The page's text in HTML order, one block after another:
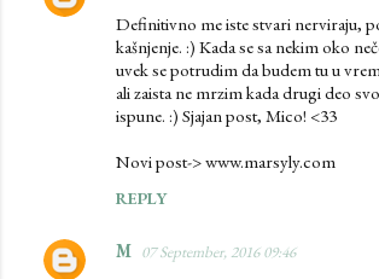
Definitivno me iste stvari nerviraju,
kašnjenje. :) Kada se sa nekim oko
uvek se potrudim da budem tu u
ali zaista ne mrzim kada drugi deo
ispune. :) Sjajan post, Mico! <33
Novi post-> www.marsyly.com
REPLY
M 07 September, 2016 09:46